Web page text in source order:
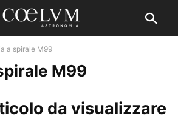
a spirale M99
M99
da visualizzare